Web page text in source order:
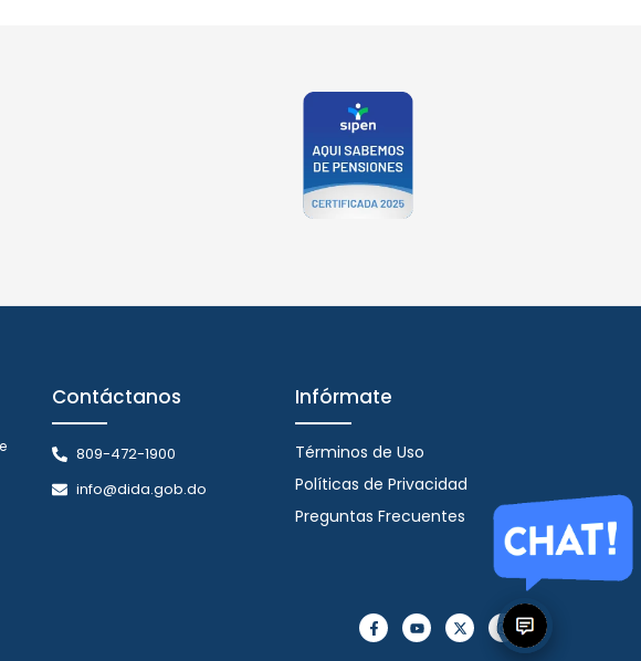
Contáctanos
809-472-1900
info@dida.gob.do
Infórmate
Términos de Uso
Políticas de Privacidad
Preguntas Frecuentes